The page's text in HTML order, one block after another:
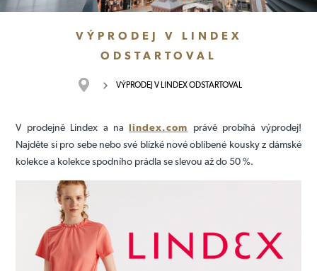
VÝPRODEJ V LINDEX
ODSTARTOVAL
VÝPRODEJ V LINDEX ODSTARTOVAL
V prodejně Lindex a nalindex.com právě probíhá výprodej!
Najděte si pro sebe nebo své blízké nové oblíbené kousky z dámské
kolekce a kolekce spodního prádla se slevou až do 50 %.